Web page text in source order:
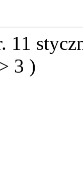
11
3 )